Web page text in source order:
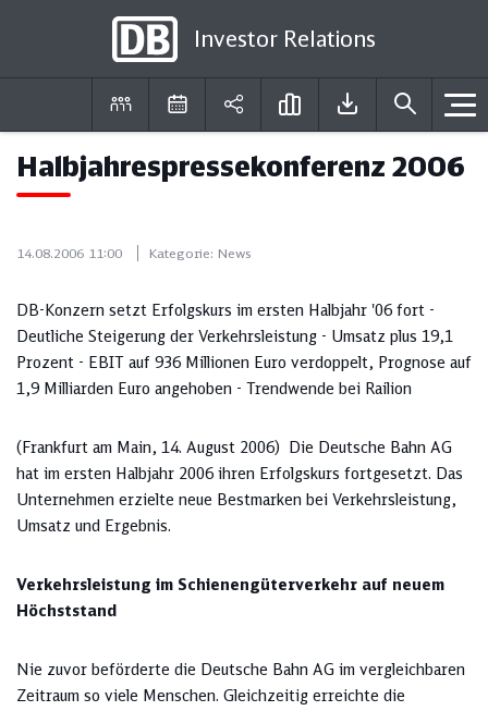
Investor Relations
DE EN
Halbjahrespressekonferenz 2006
14.08.2006 11:00 Kategorie: News
DB-Konzern setzt Erfolgskurs im ersten Halbjahr '06 fort -
Deutliche Steigerung der Verkehrsleistung - Umsatz plus 19,1
Prozent - EBIT auf 936 Millionen Euro verdoppelt, Prognose auf
1,9 Milliarden Euro angehoben - Trendwende bei Railion
(Frankfurt am Main, 14. August 2006) Die Deutsche Bahn AG
hat im ersten Halbjahr 2006 ihren Erfolgskurs fortgesetzt. Das
Unternehmen erzielte neue Bestmarken bei Verkehrsleistung,
Umsatz und Ergebnis.
Verkehrsleistung im Schienengüterverkehr auf neuem
Höchststand
Nie zuvor beförderte die Deutsche Bahn AG im vergleichbaren
Zeitraum so viele Menschen. Gleichzeitig erreichte die